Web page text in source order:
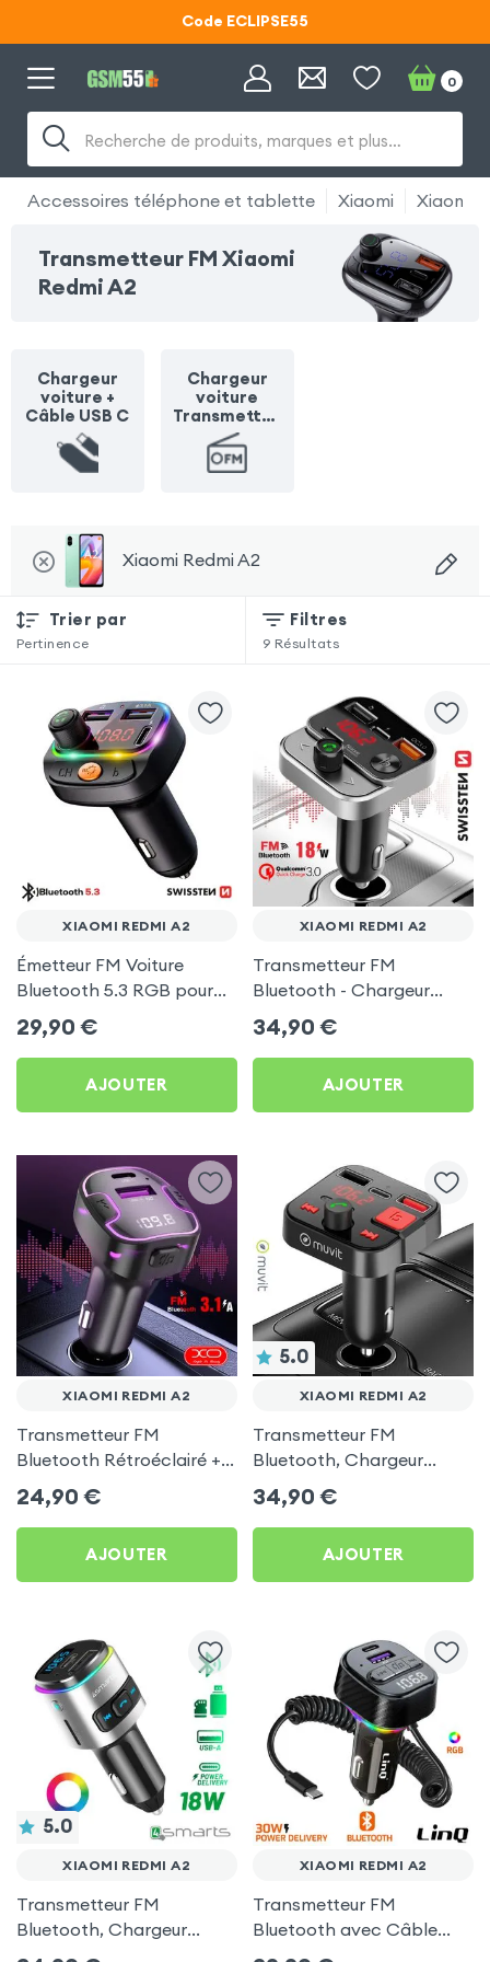
Code ECLIPSE55
Code ECLIPSE55
Recherche de produits, marques et plus…
0
Accessoires téléphone et tablette Xiaomi Xiaomi
Transmetteur FM Xiaomi
Redmi A2
Chargeur
voiture +
Câble USB C
Chargeur
voiture
Transmetteu
r FM
Xiaomi Redmi A2
Trier par
Pertinence
Filtres
9 Résultats
XIAOMI REDMI A2
Émetteur FM Voiture
Bluetooth 5.3 RGB pour
Xiaomi Redmi A2
29,90 €
AJOUTER
XIAOMI REDMI A2
Transmetteur FM
Bluetooth - Chargeur
Voiture USB C + USB -
Swissten
34,90 €
AJOUTER
XIAOMI REDMI A2
Transmetteur FM
Bluetooth Rétroéclairé +
Chargeur Voiture USB C
et USB - XO
24,90 €
AJOUTER
5.0
XIAOMI REDMI A2
Transmetteur FM
Bluetooth, Chargeur
Allume-cigare, Muvit pour
Xiaomi Redmi A2
34,90 €
AJOUTER
5.0
XIAOMI REDMI A2
Transmetteur FM
Bluetooth, Chargeur
Allume-Cigare USB / USB-
XIAOMI REDMI A2
Transmetteur FM
Bluetooth avec Câble
USB C - LinQ pour Xiaomi